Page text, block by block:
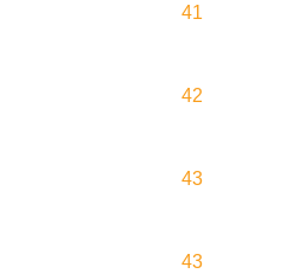
41
42
43
43